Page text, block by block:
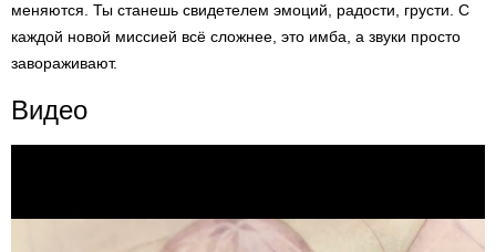
меняются. Ты станешь свидетелем эмоций, радости, грусти. С
каждой новой миссией всё сложнее, это имба, а звуки просто
завораживают.
Видео